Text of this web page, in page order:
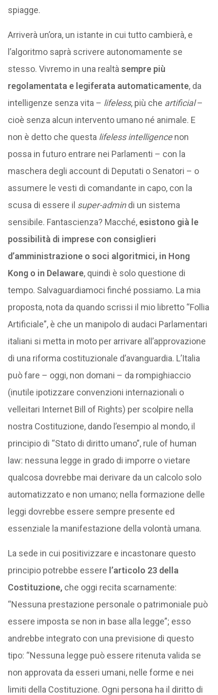
spiagge.
Arriverà un’ora, un istante in cui tutto cambierà, e
l’algoritmo saprà scrivere autonomamente se
stesso. Vivremo in una realtà sempre più
regolamentata e legiferata automaticamente, da
intelligenze senza vita – lifeless, più che artificial–
cioè senza alcun intervento umano né animale. E
non è detto che questa lifeless intelligencenon
possa in futuro entrare nei Parlamenti – con la
maschera degli account di Deputati o Senatori – o
assumere le vesti di comandante in capo, con la
scusa di essere il super-admindi un sistema
sensibile. Fantascienza? Macché, esistono già le
possibilità di imprese con consiglieri
d’amministrazione o soci algoritmici, in Hong
Kong o in Delaware, quindi è solo questione di
tempo. Salvaguardiamoci finché possiamo. La mia
proposta, nota da quando scrissi il mio libretto “Follia
Artificiale”, è che un manipolo di audaci Parlamentari
italiani si metta in moto per arrivare all’approvazione
di una riforma costituzionale d’avanguardia. L’Italia
può fare – oggi, non domani – da rompighiaccio
(inutile ipotizzare convenzioni internazionali o
velleitari Internet Bill of Rights) per scolpire nella
nostra Costituzione, dando l’esempio al mondo, il
principio di “Stato di diritto umano”, rule of human
law: nessuna legge in grado di imporre o vietare
qualcosa dovrebbe mai derivare da un calcolo solo
automatizzato e non umano; nella formazione delle
leggi dovrebbe essere sempre presente ed
essenziale la manifestazione della volontà umana.
La sede in cui positivizzare e incastonare questo
principio potrebbe essere l’articolo 23 della
Costituzione,che oggi recita scarnamente:
“Nessuna prestazione personale o patrimoniale può
essere imposta se non in base alla legge”; esso
andrebbe integrato con una previsione di questo
tipo: “Nessuna legge può essere ritenuta valida se
non approvata da esseri umani, nelle forme e nei
limiti della Costituzione. Ogni persona ha il diritto di